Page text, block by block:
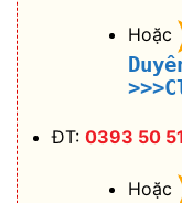
Hoặc
ĐT: 0393 50
Hoặc